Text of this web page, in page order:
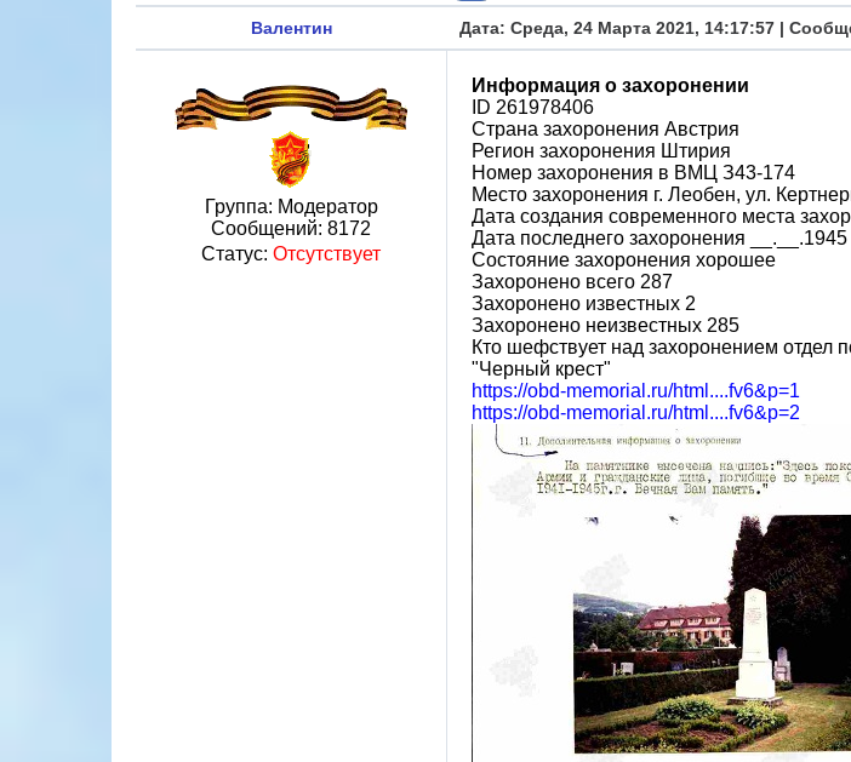
Валентин Дата: Среда, 24 Марта 2021, 14:17:57 |
Группа: Модератор
Сообщений: 8172
Статус: Отсутствует
Информация о захоронении
ID 261978406
Страна захоронения Австрия
Регион захоронения Штирия
Номер захоронения в ВМЦ З43-174
Место захоронения г. Леобен, ул.
Дата создания современного места
Дата последнего захоронения __.__.1945
Состояние захоронения хорошее
Захоронено всего 287
Захоронено известных 2
Захоронено неизвестных 285
Кто шефствует над захоронением отдел
"Черный крест"
https://obd-memorial.ru/html....fv6&p=1
https://obd-memorial.ru/html....fv6&p=2